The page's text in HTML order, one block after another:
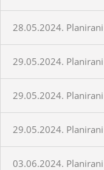
28.05.2024.
29.05.2024.
29.05.2024.
29.05.2024.
03.06.2024.